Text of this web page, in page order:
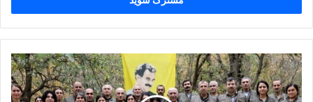
ا
ی
ی
ل
خ
پ
.
ک